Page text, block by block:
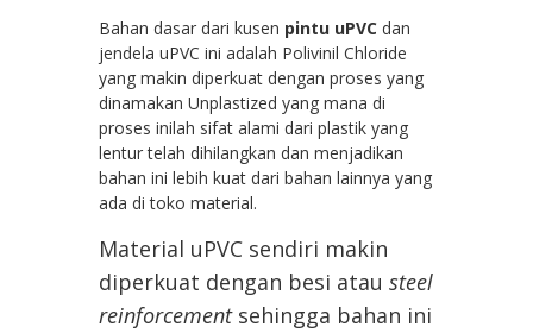
Bahan dasar dari kusen pintu uPVC dan
jendela uPVC ini adalah Polivinil Chloride
yang makin diperkuat dengan proses yang
dinamakan Unplastized yang mana di
proses inilah sifat alami dari plastik yang
lentur telah dihilangkan dan menjadikan
bahan ini lebih kuat dari bahan lainnya yang
ada di toko material.
Material uPVC sendiri makin
diperkuat dengan besi atau steel
reinforcementsehingga bahan ini